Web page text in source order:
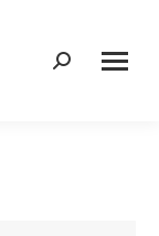
Search: